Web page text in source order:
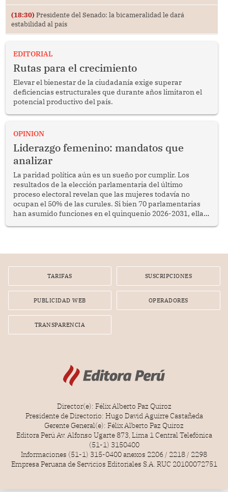
(18:30) Presidente del Senado: la bicameralidad le dará
estabilidad al país
EDITORIAL
Rutas para el crecimiento
Elevar el bienestar de la ciudadanía exige superar
deficiencias estructurales que durante años limitaron el
potencial productivo del país.
OPINION
Liderazgo femenino: mandatos que
analizar
La paridad política aún es un sueño por cumplir. Los
resultados de la elección parlamentaria del último
proceso electoral revelan que las mujeres todavía no
ocupan el 50% de las curules. Si bien 70 parlamentarias
han asumido funciones en el quinquenio 2026-2031, ellas
TARIFAS SUSCRIPCIONES
PUBLICIDAD WEB OPERADORES
TRANSPARENCIA
Director(e): Félix Alberto Paz Quiroz
Presidente de Directorio: Hugo David Aguirre Castañeda
Gerente General(e): Félix Alberto Paz Quiroz
Editora Perú Av. Alfonso Ugarte 873, Lima 1 Central Telefónica
(51-1) 3150400
Informaciones (51-1) 315-0400 anexos 2206 / 2218 / 2298
Empresa Peruana de Servicios Editoriales S.A. RUC 20100072751